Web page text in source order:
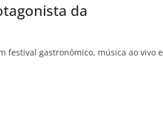
da
festival gastronômico, música ao vivo e